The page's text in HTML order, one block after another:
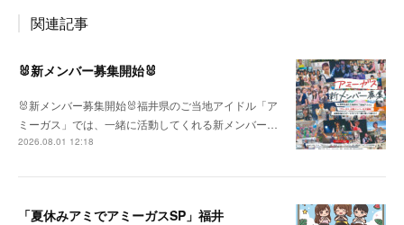
関連記事
🐰新メンバー募集開始🐰
🐰新メンバー募集開始🐰福井県のご当地アイドル「ア
ミーガス」では、一緒に活動してくれる新メンバー…
2026.08.01 12:18
「夏休みアミでアミーガスSP」福井